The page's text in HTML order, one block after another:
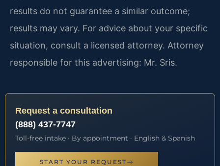
results do not guarantee a similar outcome;
results may vary. For advice about your specific
situation, consult a licensed attorney. Attorney
responsible for this advertising: Mr. Sris.
Request a consultation
(888) 437-7747
Toll-free intake · By appointment · English & Spanish
START YOUR REQUEST